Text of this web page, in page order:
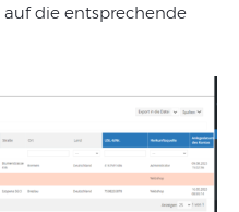
die entsprechende